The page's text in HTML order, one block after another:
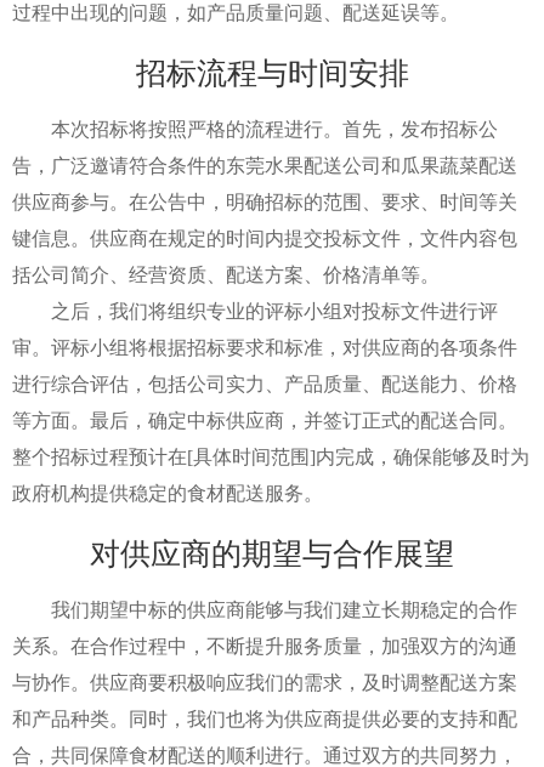
过程中出现的问题，如产品质量问题、配送延误等。
招标流程与时间安排
本次招标将按照严格的流程进行。首先，发布招标公
告，广泛邀请符合条件的东莞水果配送公司和瓜果蔬菜配送
供应商参与。在公告中，明确招标的范围、要求、时间等关
键信息。供应商在规定的时间内提交投标文件，文件内容包
括公司简介、经营资质、配送方案、价格清单等。
之后，我们将组织专业的评标小组对投标文件进行评
审。评标小组将根据招标要求和标准，对供应商的各项条件
进行综合评估，包括公司实力、产品质量、配送能力、价格
等方面。最后，确定中标供应商，并签订正式的配送合同。
整个招标过程预计在[具体时间范围]内完成，确保能够及时为
政府机构提供稳定的食材配送服务。
对供应商的期望与合作展望
我们期望中标的供应商能够与我们建立长期稳定的合作
关系。在合作过程中，不断提升服务质量，加强双方的沟通
与协作。供应商要积极响应我们的需求，及时调整配送方案
和产品种类。同时，我们也将为供应商提供必要的支持和配
合，共同保障食材配送的顺利进行。通过双方的共同努力，